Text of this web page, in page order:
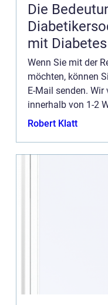
Die
mit Diabetes
Wenn Sie mit der
möchten, können
E-Mail senden. Wir
innerhalb von 1-2
freuen uns auch
Robert Klatt